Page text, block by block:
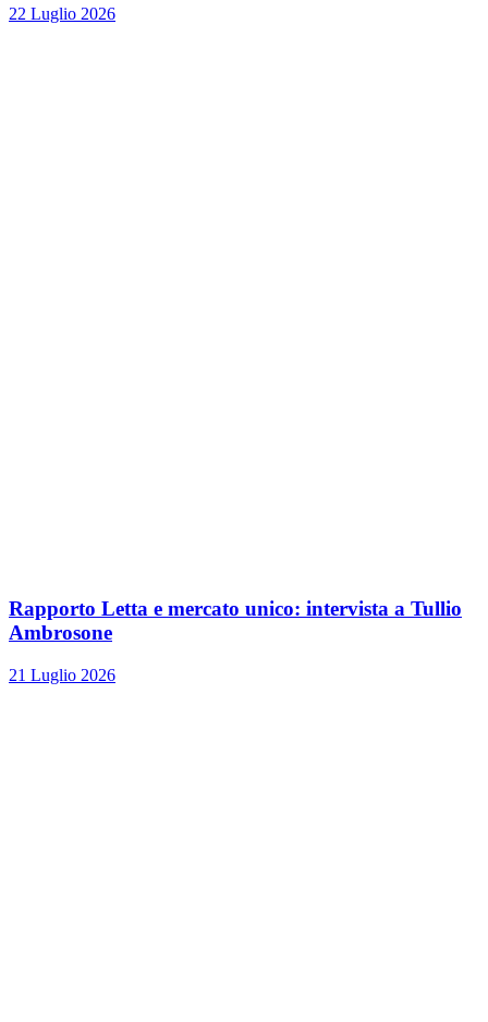
22 Luglio 2026
Rapporto Letta e mercato unico: intervista a Tullio
Ambrosone
21 Luglio 2026